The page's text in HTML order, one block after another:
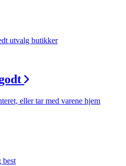
utvalg butikker
eller tar med varene hjem
best